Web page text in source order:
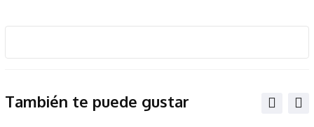
También te puede gustar